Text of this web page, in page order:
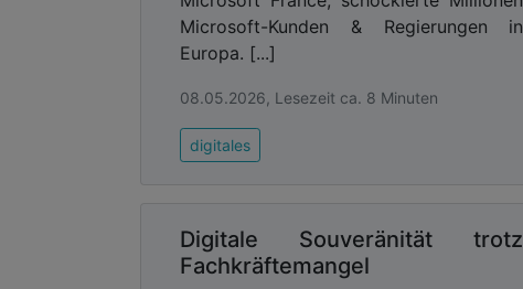
Microsoft-Kunden & Regierungen in
Europa. [...]
08.05.2026, Lesezeit ca. 8 Minuten
digitales
Digitale Souveränität trotz
Fachkräftemangel